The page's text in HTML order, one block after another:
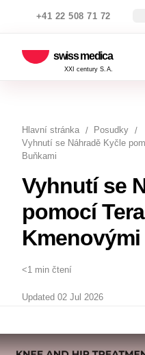
+41 22 508 71 72
swiss medica
XXI century S.A.
Hlavní stránka
Posudky
Vyhnutí se Náhradě Kyčle
Buňkami
Vyhnutí se
pomocí
<1 min čtení
Updated 02 Jul 2026